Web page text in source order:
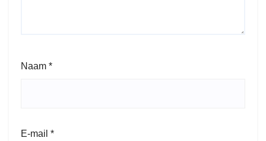
Naam *
E-mail *